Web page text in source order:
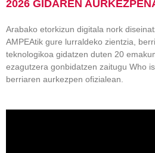
2026 GIDAREN
Arabako etorkizun digitala nork
AMPEAtik gure lurraldeko zientzia,
teknologikoa gidatzen duten 20
ezagutzera gonbidatzen zaitugu Who
berriaren aurkezpen ofizialean.